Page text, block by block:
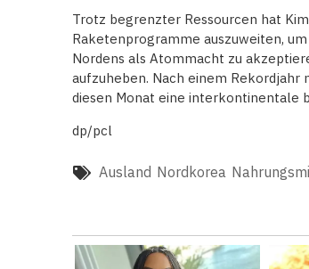
Trotz begrenzter Ressourcen hat
Raketenprogramme auszuweiten,
Nordens als Atommacht zu
aufzuheben. Nach einem
diesen Monat eine interkontinentale
dp/pcl
Ausland Nordkorea